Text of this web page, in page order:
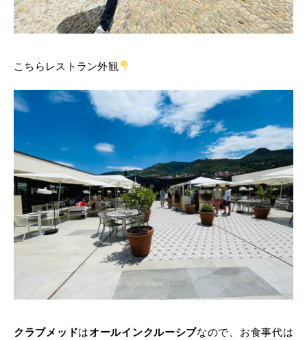
こちらレストラン外観
クラブメッドはオールインクルーシブなので、お食事代は